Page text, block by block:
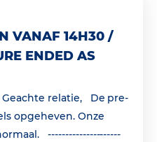
VANAF 14H30 /
ENDED AS
relatie, De pre-
opgeheven. Onze
---------------------